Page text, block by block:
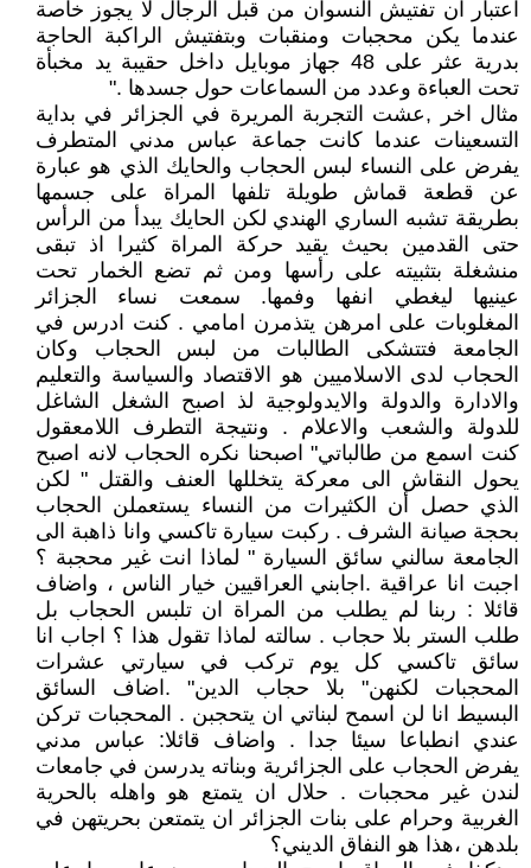
اعتبار ان تفتيش النسوان من قبل الرجال لا يجوز خاصة
عندما يكن محجبات ومنقبات وبتفتيش الراكبة الحاجة
بدرية عثر على 48 جهاز موبايل داخل حقيبة يد مخبأة
تحت العباءة وعدد من السماعات حول جسدها ."
مثال اخر ,عشت التجربة المريرة في الجزائر في بداية
التسعينات عندما كانت جماعة عباس مدني المتطرف
يفرض على النساء لبس الحجاب والحايك الذي هو عبارة
عن قطعة قماش طويلة تلفها المراة على جسمها
بطريقة تشبه الساري الهندي لكن الحايك يبدأ من الرأس
حتى القدمين بحيث يقيد حركة المراة كثيرا اذ تبقى
منشغلة بتثبيته على رأسها ومن ثم تضع الخمار تحت
عينيها ليغطي انفها وفمها. سمعت نساء الجزائر
المغلوبات على امرهن يتذمرن امامي . كنت ادرس في
الجامعة فتتشكى الطالبات من لبس الحجاب وكان
الحجاب لدى الاسلاميين هو الاقتصاد والسياسة والتعليم
والادارة والدولة والايدولوجية لذ اصبح الشغل الشاغل
للدولة والشعب والاعلام . ونتيجة التطرف اللامعقول
كنت اسمع من طالباتي" اصبحنا نكره الحجاب لانه اصبح
يحول النقاش الى معركة يتخللها العنف والقتل " لكن
الذي حصل أن الكثيرات من النساء يستعملن الحجاب
بحجة صيانة الشرف . ركبت سيارة تاكسي وانا ذاهبة الى
الجامعة سالني سائق السيارة " لماذا انت غير محجبة ؟
اجبت انا عراقية .اجابني العراقيين خيار الناس ، واضاف
قائلا : ربنا لم يطلب من المراة ان تلبس الحجاب بل
طلب الستر بلا حجاب . سالته لماذا تقول هذا ؟ اجاب انا
سائق تاكسي كل يوم تركب في سيارتي عشرات
المحجبات لكنهن" بلا حجاب الدين" .اضاف السائق
البسيط انا لن اسمح لبناتي ان يتحجبن . المحجبات تركن
عندي انطباعا سيئا جدا . واضاف قائلا: عباس مدني
يفرض الحجاب على الجزائرية وبناته يدرسن في جامعات
لندن غير محجبات . حلال ان يتمتع هو واهله بالحرية
الغربية وحرام على بنات الجزائر ان يتمتعن بحريتهن في
بلدهن ،هذا هو النفاق الديني؟